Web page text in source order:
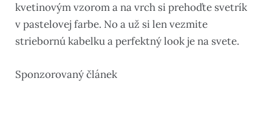
kvetinovým vzorom a na vrch si prehoďte svetrík
v pastelovej farbe. No a už si len vezmite
striebornú kabelku a perfektný look je na svete.
Sponzorovaný článek